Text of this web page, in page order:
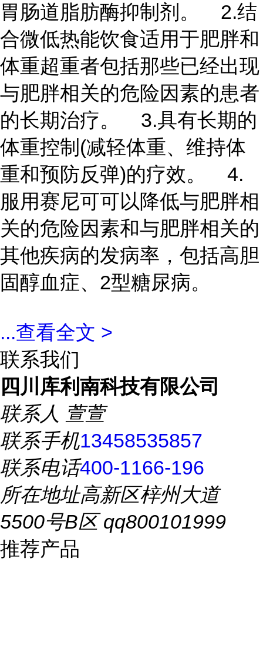
胃肠道脂肪酶抑制剂。 2.结
合微低热能饮食适用于肥胖和
体重超重者包括那些已经出现
与肥胖相关的危险因素的患者
的长期治疗。 3.具有长期的
体重控制(减轻体重、维持体
重和预防反弹)的疗效。 4.
服用赛尼可可以降低与肥胖相
关的危险因素和与肥胖相关的
其他疾病的发病率，包括高胆
固醇血症、2型糖尿病。
...查看全文 >
联系我们
四川库利南科技有限公司
联系人 萱萱
联系手机13458535857
联系电话400-1166-196
所在地址高新区梓州大道
5500号B区 qq800101999
推荐产品